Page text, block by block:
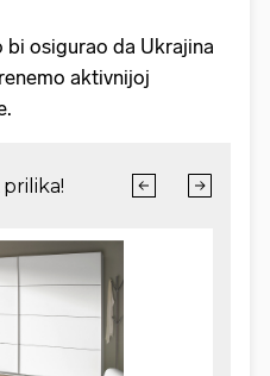
bi osigurao da Ukrajina
aktivnijoj